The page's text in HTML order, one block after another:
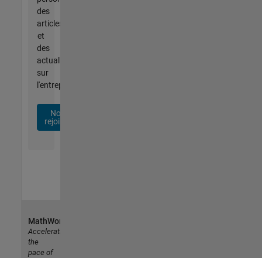
des
articles
et
des
actualités
sur
l'entreprise.
Nous
rejoindre
MathWorks
Accelerating
the
pace of